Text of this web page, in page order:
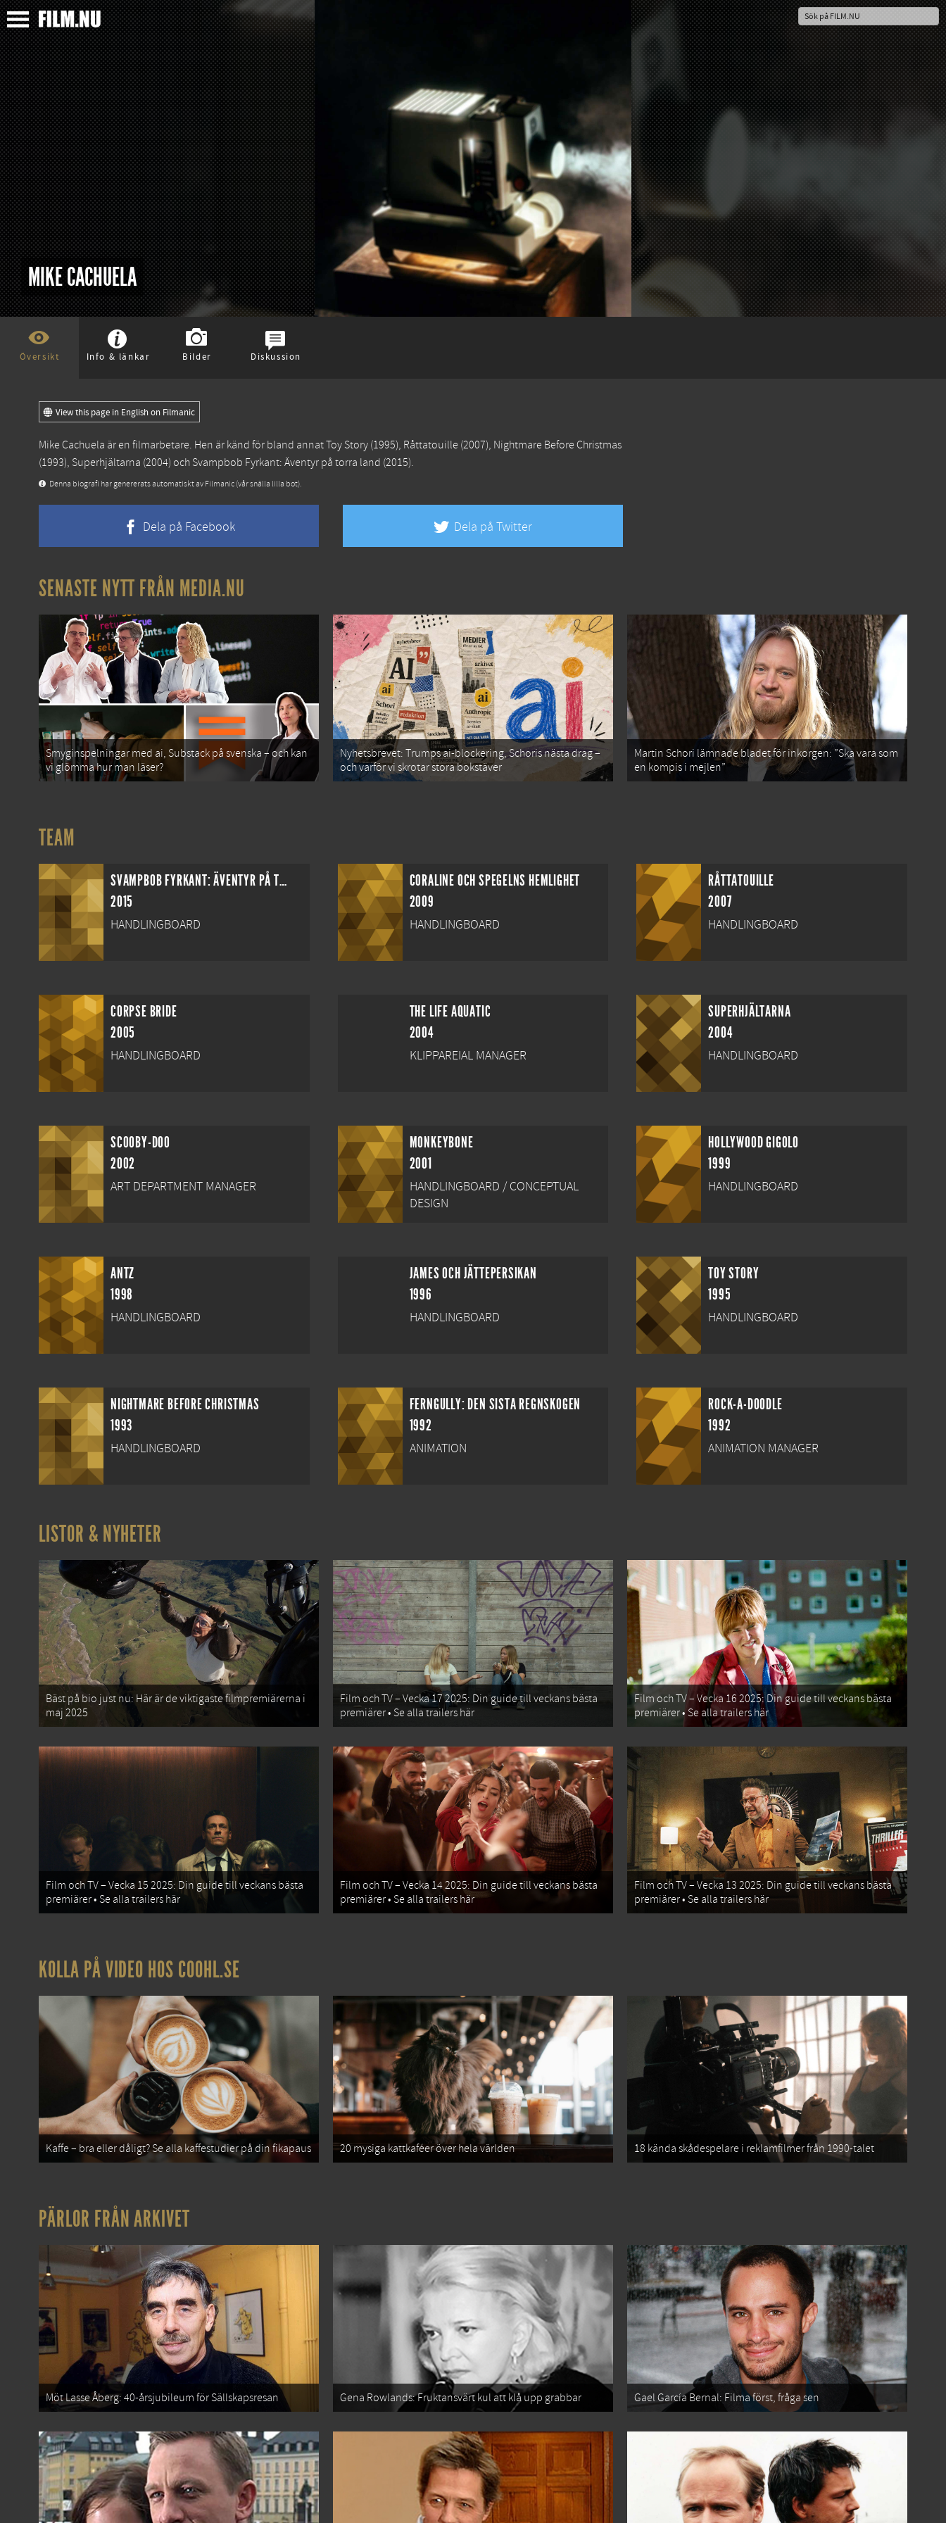
MIKE CACHUELA
Översikt Info & länkar Bilder Diskussion
View this page in English on Filmanic
Mike Cachuela är en filmarbetare. Hen är känd för bland annatToy Story (1995), Råttatouille (2007), Nightmare Before Christmas
(1993), Superhjältarna (2004) och Svampbob Fyrkant: Äventyr på torra land (2015).
Denna biografi har genererats automatiskt av Filmanic (vår snälla lilla bot).
Dela på Facebook Dela på Twitter
SENASTE NYTT FRÅN MEDIA.NU
Smyginspelningar med ai, Substack på svenska – och kan
vi glömma hur man läser?
Nyhetsbrevet: Trumps ai-blockering, Schoris nästa drag –
och varför vi skrotar stora bokstäver
Martin Schori lämnade bladet för inkorgen: ”Ska vara som
en kompis i mejlen”
TEAM
SVAMPBOB FYRKANT: ÄVENTYR PÅ TORRA LAND
2015
HANDLINGBOARD
CORALINE OCH SPEGELNS HEMLIGHET
2009
HANDLINGBOARD
RÅTTATOUILLE
2007
HANDLINGBOARD
CORPSE BRIDE
2005
HANDLINGBOARD
THE LIFE AQUATIC
2004
KLIPPAREIAL MANAGER
SUPERHJÄLTARNA
2004
HANDLINGBOARD
SCOOBY-DOO
2002
ART DEPARTMENT MANAGER
MONKEYBONE
2001
HANDLINGBOARD / CONCEPTUAL
DESIGN
HOLLYWOOD GIGOLO
1999
HANDLINGBOARD
ANTZ
1998
HANDLINGBOARD
JAMES OCH JÄTTEPERSIKAN
1996
HANDLINGBOARD
TOY STORY
1995
HANDLINGBOARD
NIGHTMARE BEFORE CHRISTMAS
1993
HANDLINGBOARD
FERNGULLY: DEN SISTA REGNSKOGEN
1992
ANIMATION
ROCK-A-DOODLE
1992
ANIMATION MANAGER
LISTOR & NYHETER
Bäst på bio just nu: Här är de viktigaste filmpremiärerna i
maj 2025
Film och TV – Vecka 17 2025: Din guide till veckans bästa
premiärer • Se alla trailers här
Film och TV – Vecka 16 2025: Din guide till veckans bästa
premiärer • Se alla trailers här
Film och TV – Vecka 15 2025: Din guide till veckans bästa
premiärer • Se alla trailers här
Film och TV – Vecka 14 2025: Din guide till veckans bästa
premiärer • Se alla trailers här
Film och TV – Vecka 13 2025: Din guide till veckans bästa
premiärer • Se alla trailers här
KOLLA PÅ VIDEO HOS COOHL.SE
Kaffe – bra eller dåligt? Se alla kaffestudier på din fikapaus 20 mysiga kattkaféer över hela världen 18 kända skådespelare i reklamfilmer från 1990-talet
PÄRLOR FRÅN ARKIVET
Möt Lasse Åberg: 40-årsjubileum för Sällskapsresan Gena Rowlands: Fruktansvärt kul att klå upp grabbar Gael García Bernal: Filma först, fråga sen